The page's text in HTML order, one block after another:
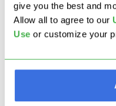
give you the best and
Allow all to agree to our
Use or customize your
O gráfico de
ótima adição ao
gerenciamento de
incorporado à
ajuda dele, você
tempo de ciclo do
Kanban da sua